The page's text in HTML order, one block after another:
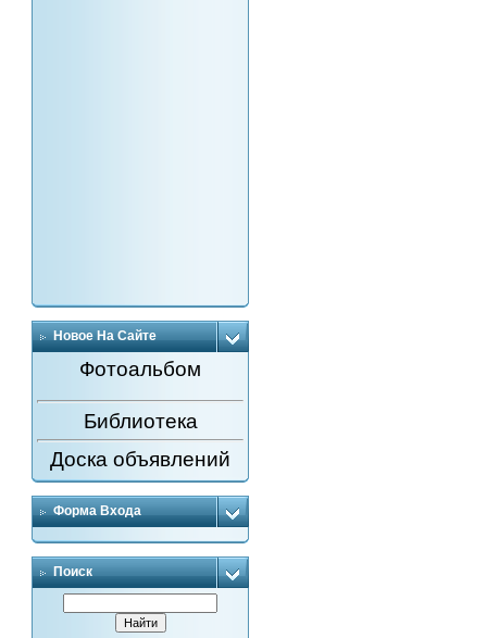
Новое На Сайте
Фотоальбом
Библиотека
Доска объявлений
Форма Входа
Поиск